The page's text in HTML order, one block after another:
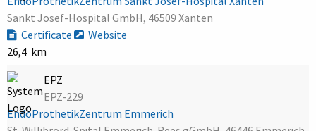
Sankt Josef-Hospital GmbH, 46509 Xanten
Certificate
Website
26,4 km
EPZ
EPZ-229
EndoProthetikZentrum Emmerich